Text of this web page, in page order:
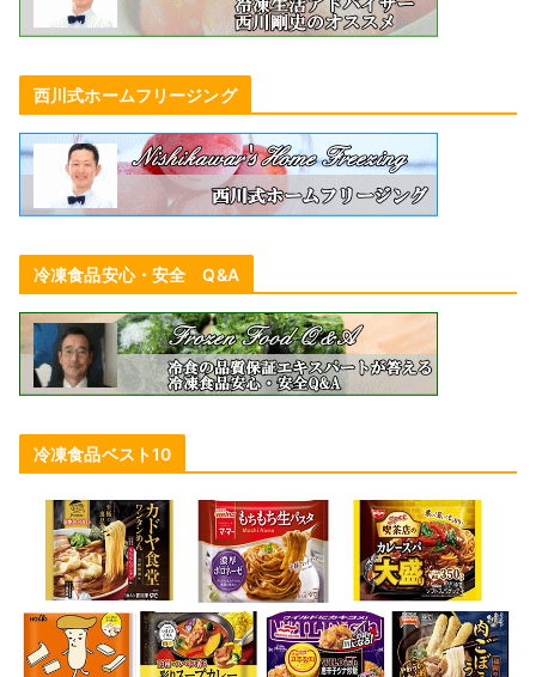
西川式ホームフリージング
冷凍食品安心・安全 Q&A
冷凍食品ベスト10